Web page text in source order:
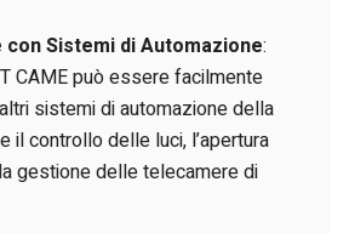
Sistemi di Automazione:
CAMEpuò essere facilmente
sistemi di automazione della
il controllo delle luci, l’apertura
gestione delle telecamere di